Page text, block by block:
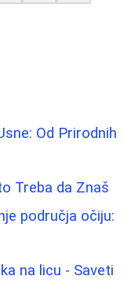
Od Prirodnih
Treba da Znaš
područja očiju:
na licu - Saveti